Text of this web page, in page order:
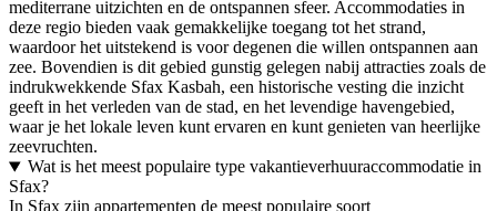
mediterrane uitzichten en de ontspannen sfeer. Accommodaties in
deze regio bieden vaak gemakkelijke toegang tot het strand,
waardoor het uitstekend is voor degenen die willen ontspannen aan
zee. Bovendien is dit gebied gunstig gelegen nabij attracties zoals de
indrukwekkende Sfax Kasbah, een historische vesting die inzicht
geeft in het verleden van de stad, en het levendige havengebied,
waar je het lokale leven kunt ervaren en kunt genieten van heerlijke
zeevruchten.
Wat is het meest populaire type vakantieverhuuraccommodatie in
Sfax?
In Sfax zijn appartementen de meest populaire soort